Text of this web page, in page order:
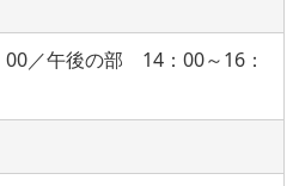
／午後の部 14：00～16：